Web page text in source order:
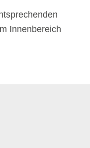
Innenbereich